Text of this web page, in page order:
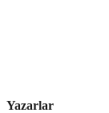
Yazarlar